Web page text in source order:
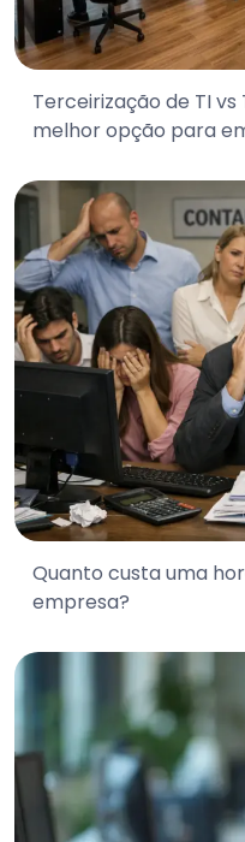
Terceirização de TI
melhor opção para
Quanto custa uma
empresa?